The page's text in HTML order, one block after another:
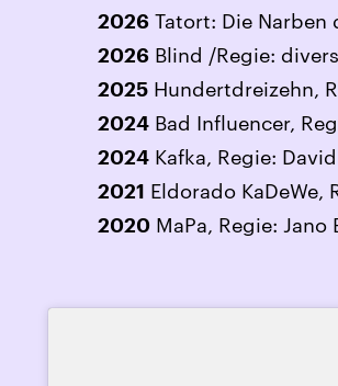
2026 Tatort: Die Narben
2026 Blind /Regie:
2025 Hundertdreizehn,
2024 Bad Influencer,
2024 Kafka, Regie:
2021 Eldorado KaDeWe,
2020 MaPa, Regie: Jano